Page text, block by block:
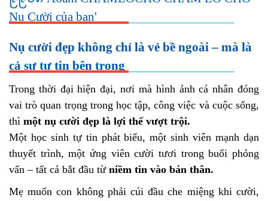
Nụ cười đẹp không chỉ là vẻ bề ngoài – mà là
cả sự tự tin bên trong
Trong thời đại hiện đại, nơi mà hình ảnh cá nhân đóng
vai trò quan trọng trong học tập, công việc và cuộc sống,
thì một nụ cười đẹp là lợi thế vượt trội.
Một học sinh tự tin phát biểu, một sinh viên mạnh dạn
thuyết trình, một ứng viên cười tươi trong buổi phỏng
vấn – tất cả bắt đầu từ niềm tin vào bản thân.
Mẹ muốn con không phải cúi đầu che miệng khi cười,